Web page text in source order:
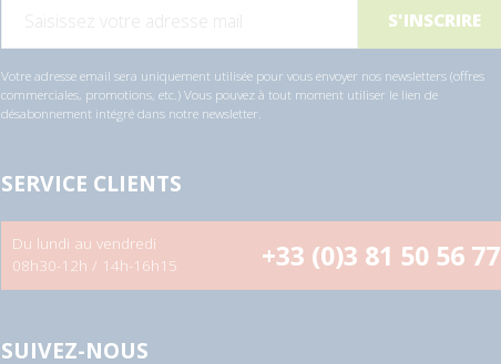
a
l
*
Votre adresse email sera uniquement utilisée pour vous envoyer nos newsletters (offres
commerciales, promotions, etc.) Vous pouvez à tout moment utiliser le lien de
désabonnement intégré dans notre newsletter.
SERVICE CLIENTS
Du lundi au vendredi
08h30-12h / 14h-16h15
+33 (0)3 81 50 56 77
SUIVEZ-NOUS